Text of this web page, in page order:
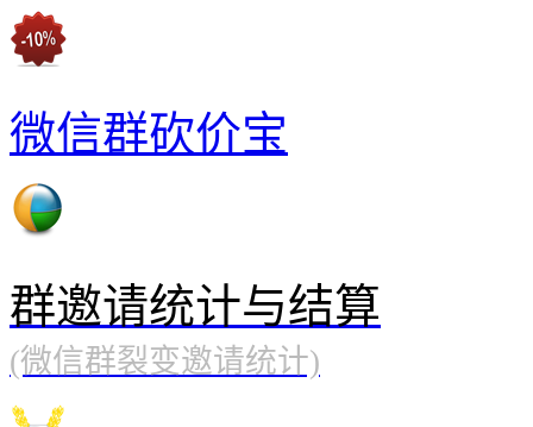
微信群砍价宝
群邀请统计与结算
(微信群裂变邀请统计)